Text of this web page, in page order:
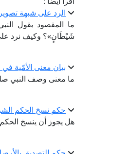
الرد على شبهة
ما المقصود بقول
شَيْطَانٍ»؟ وكيف نرد
بيان معنى الأمّية
ما معنى وصف النبي
حكم نسخ الحكم
هل يجوز أن ينسخ